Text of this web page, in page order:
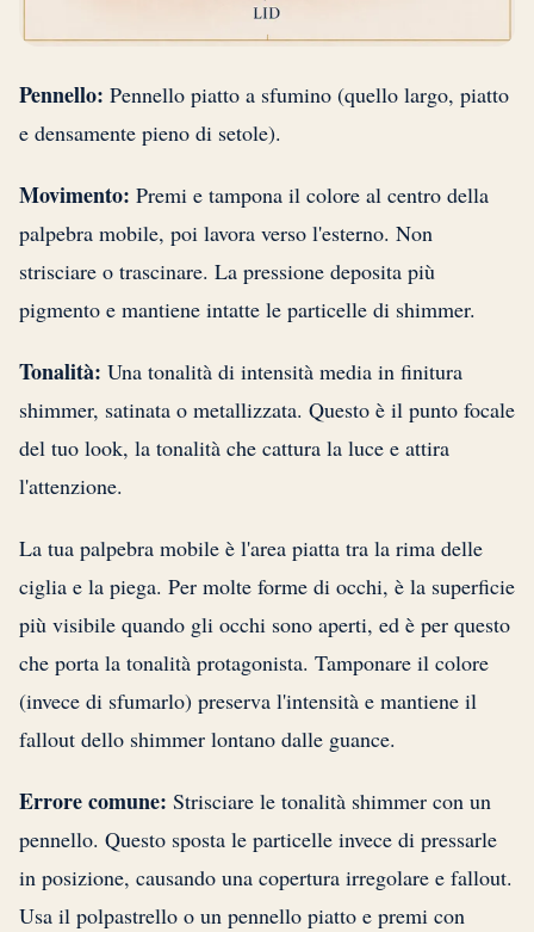
Pennello: Pennello piatto a sfumino (quello largo, piatto
e densamente pieno di setole).
Movimento: Premi e tampona il colore al centro della
palpebra mobile, poi lavora verso l'esterno. Non
strisciare o trascinare. La pressione deposita più
pigmento e mantiene intatte le particelle di shimmer.
Tonalità: Una tonalità di intensità media in finitura
shimmer, satinata o metallizzata. Questo è il punto focale
del tuo look, la tonalità che cattura la luce e attira
l'attenzione.
La tua palpebra mobile è l'area piatta tra la rima delle
ciglia e la piega. Per molte forme di occhi, è la superficie
più visibile quando gli occhi sono aperti, ed è per questo
che porta la tonalità protagonista. Tamponare il colore
(invece di sfumarlo) preserva l'intensità e mantiene il
fallout dello shimmer lontano dalle guance.
Errore comune: Strisciare le tonalità shimmer con un
pennello. Questo sposta le particelle invece di pressarle
in posizione, causando una copertura irregolare e fallout.
Usa il polpastrello o un pennello piatto e premi con